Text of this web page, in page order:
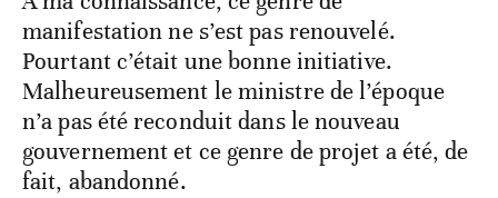
manifestation ne s’est pas renouvelé.
Pourtant c’était une bonne initiative.
Malheureusement le ministre de l’époque
n’a pas été reconduit dans le nouveau
gouvernement et ce genre de projet a été, de
fait, abandonné.